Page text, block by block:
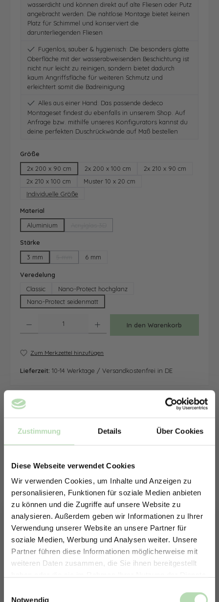
Zustimmung Details Über Cookies
Diese Webseite verwendet Cookies
Wir verwenden Cookies, um Inhalte und Anzeigen zu
personalisieren, Funktionen für soziale Medien anbieten
zu können und die Zugriffe auf unsere Website zu
analysieren. Außerdem geben wir Informationen zu Ihrer
Verwendung unserer Website an unsere Partner für
soziale Medien, Werbung und Analysen weiter. Unsere
Partner führen diese Informationen möglicherweise mit
weiteren Daten zusammen, die Sie ihnen bereitgestellt
Notwendig
wasserdicht und können direkt auf alte Fliesen oder Putz
angebracht werden. Die nahtlose Montage bietet keinen
Platz für Schimmel und konserviert die
darunterliegenden Fliesen
Fugenlos, sauber & hygienisch: Die besonders glatte
Oberfläche mit der wasserabweisenden Beschichtung ist
nicht nur leicht zu reinigen, sondern bietet dadurch
kaum Angriffsfläche für weiteren Schmutz und
erleichtert somit die Badreinigung
Alles aus einer Hand: Das passende dedeco
Montageset findest du ebenfalls in unserem Shop. Auf
Anfrage bzw. mithilfe unseres Konfigurators kannst du
deine perfekten Duschrückwände auf Maß bestellen
Größe
2x 200 x 90 cm
2x 200 x 100 cm
2x 210 x 90 cm
2x 210 x 100 cm
Muster 10 x 20 cm
Individuelle Größe
Material
Aluminium
Stärke
3 mm
(Diese Option ist zurzeit nicht verfügbar.)
6 mm
Veredelung
Classic
Nano-Protect hochglanz
Nano-Protect seidenmatt
In den Warenkorb
Zum Merkzettel hinzufügen
Lieferzeit: 10-14 Werktage / Versandkostenfrei in DE
Erstelle in nur 4 Schritten deine
ERHALTE 5% RABATT AUF
DEINE RÜCKWÄNDE